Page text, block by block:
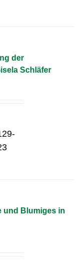
der
Schläfer
und Blumiges in